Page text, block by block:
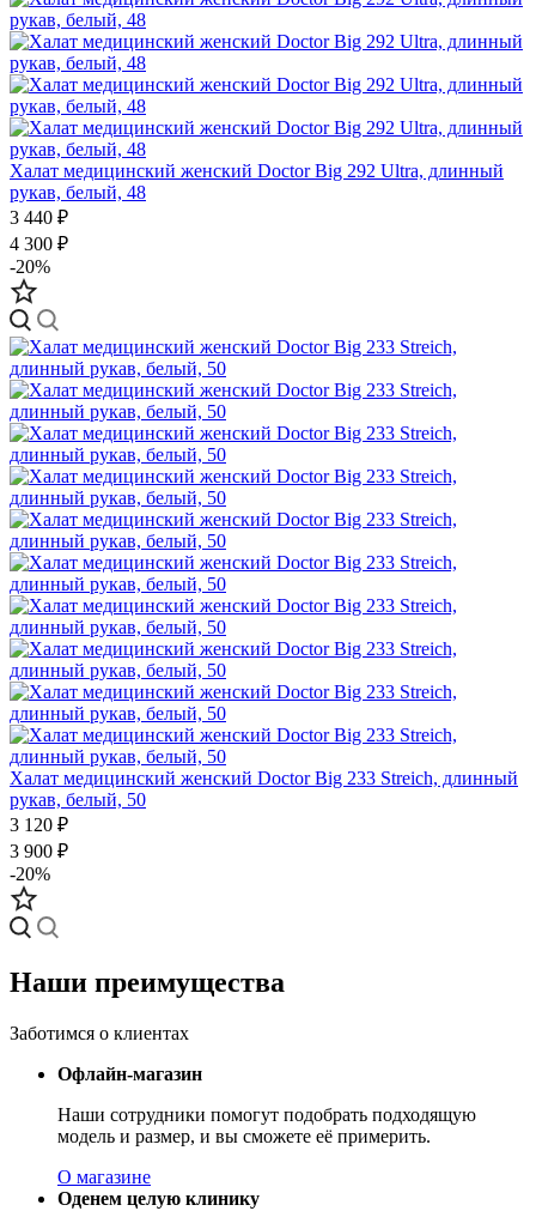
Халат медицинский женский Doctor Big 292 Ultra, длинный
рукав, белый, 48
3 440 ₽
4 300 ₽
-20%
Халат медицинский женский Doctor Big 233 Streich, длинный
рукав, белый, 50
3 120 ₽
3 900 ₽
-20%
Наши преимущества
Заботимся о клиентах
Офлайн-магазин
Наши сотрудники помогут подобрать подходящую
модель и размер, и вы сможете её примерить.
О магазине
Оденем целую клинику